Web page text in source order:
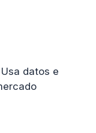
datos e